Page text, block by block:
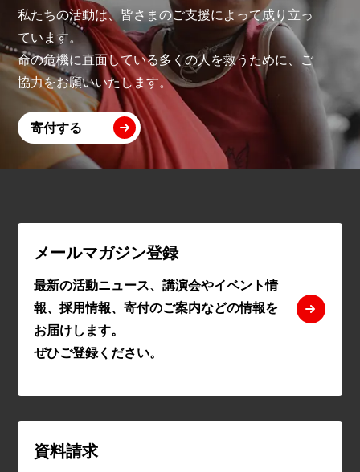
私たちの活動は、皆さまのご支援によって成り立っ
ています。
命の危機に直面している多くの人を救うために、ご
協力をお願いいたします。
寄付する
メールマガジン登録
最新の活動ニュース、講演会やイベント情
報、採用情報、寄付のご案内などの情報を
お届けします。
ぜひご登録ください。
資料請求